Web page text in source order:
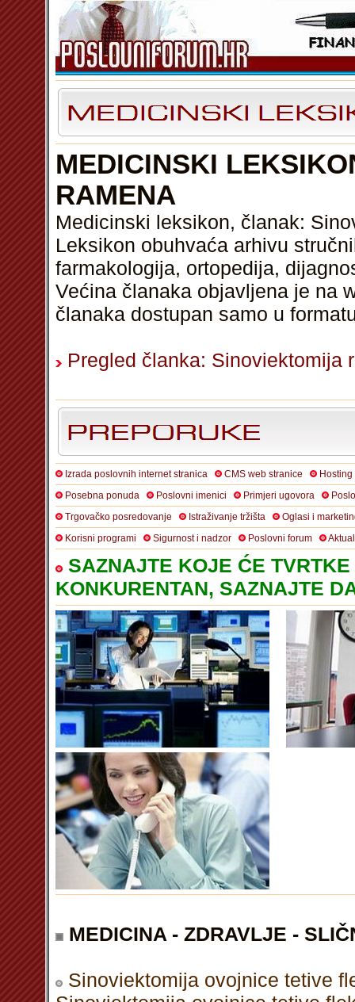
MEDICINSKI
RAMENA
Medicinski leksikon, članak:
Leksikon obuhvaća arhivu
farmakologija, ortopedija,
Većina članaka objavljena je na
članaka dostupan samo u
Pregled članka: Sinoviektomija
Izrada poslovnih internet stranica CMS web stranice
Posebna ponuda
Poslovni imenici Primjeri ugovora
Trgovačko posredovanje
Istraživanje tržišta
Oglasi i
Korisni programi
Sigurnost i nadzor Poslovni forum
SAZNAJTE KOJE ĆE
KONKURENTAN, SAZNAJTE
MEDICINA - ZDRAVLJE -
Sinoviektomija ovojnice tetive